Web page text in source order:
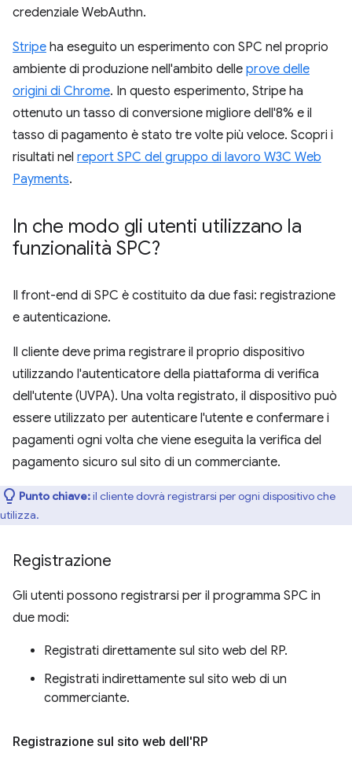
credenziale WebAuthn.
Stripe ha eseguito un esperimento con SPC nel proprio
ambiente di produzione nell'ambito delle prove delle
origini di Chrome. In questo esperimento, Stripe ha
ottenuto un tasso di conversione migliore dell'8% e il
tasso di pagamento è stato tre volte più veloce. Scopri i
risultati nel report SPC del gruppo di lavoro W3C Web
Payments.
In che modo gli utenti utilizzano la
funzionalità SPC?
Il front-end di SPC è costituito da due fasi: registrazione
e autenticazione.
Il cliente deve prima registrare il proprio dispositivo
utilizzando l'autenticatore della piattaforma di verifica
dell'utente (UVPA). Una volta registrato, il dispositivo può
essere utilizzato per autenticare l'utente e confermare i
pagamenti ogni volta che viene eseguita la verifica del
pagamento sicuro sul sito di un commerciante.
Punto chiave:il cliente dovrà registrarsi per ogni dispositivo che
utilizza.
Registrazione
Gli utenti possono registrarsi per il programma SPC in
due modi:
Registrati direttamente sul sito web del RP.
Registrati indirettamente sul sito web di un
commerciante.
Registrazione sul sito web dell'RP